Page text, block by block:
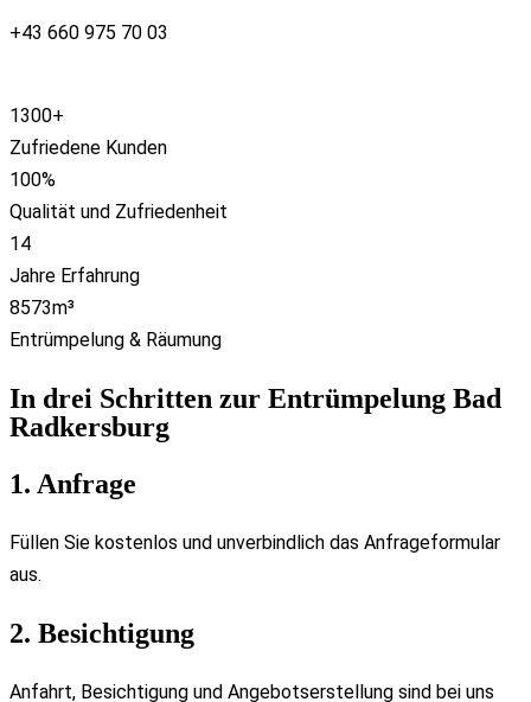
+43 660 975 70 03
1300+
Zufriedene Kunden
100%
Qualität und Zufriedenheit
14
Jahre Erfahrung
8573m³
Entrümpelung & Räumung
In drei Schritten zur Entrümpelung Bad
Radkersburg
1. Anfrage
Füllen Sie kostenlos und unverbindlich das Anfrageformular
aus.
2. Besichtigung
Anfahrt, Besichtigung und Angebotserstellung sind bei uns